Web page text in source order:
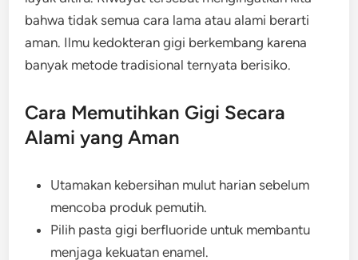
bahwa tidak semua cara lama atau alami berarti
aman. Ilmu kedokteran gigi berkembang karena
banyak metode tradisional ternyata berisiko.
Cara Memutihkan Gigi Secara
Alami yang Aman
Utamakan kebersihan mulut harian sebelum
mencoba produk pemutih.
Pilih pasta gigi berfluoride untuk membantu
menjaga kekuatan enamel.